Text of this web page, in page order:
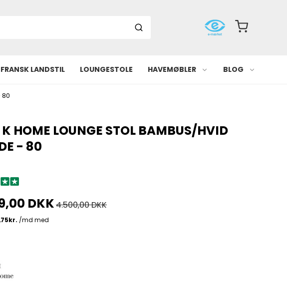
FRANSK LANDSTIL LOUNGESTOLE HAVEMØBLER BLOG
80
HOME LOUNGE STOL BAMBUS/HVID
- 80
DKK4.500,00 DKK